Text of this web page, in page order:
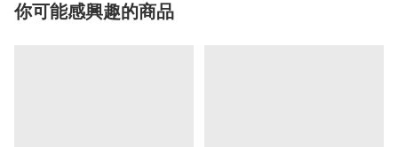
你可能感興趣的商品